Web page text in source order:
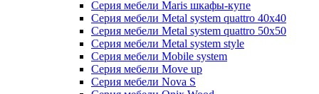
Серия мебели Maris шкафы-купе
Серия мебели Metal system quattro 40x40
Серия мебели Metal system quattro 50x50
Серия мебели Metal system style
Серия мебели Mobile system
Серия мебели Move up
Серия мебели Nova S